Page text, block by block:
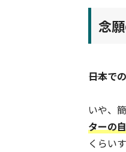
念
――日本
いや、
ターの
くらい